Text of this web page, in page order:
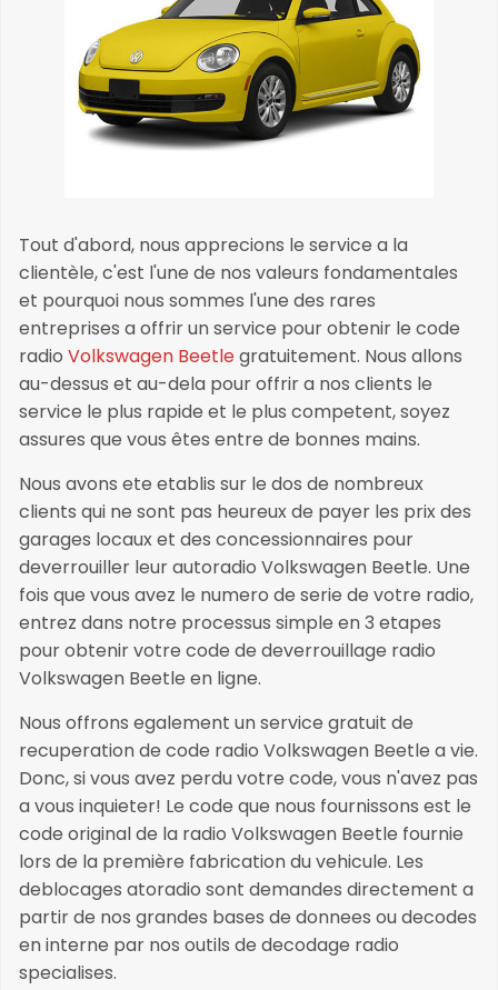
Tout d'abord, nous apprecions le service a la
clientèle, c'est l'une de nos valeurs fondamentales
et pourquoi nous sommes l'une des rares
entreprises a offrir un service pour obtenir le code
radio Volkswagen Beetlegratuitement. Nous allons
au-dessus et au-dela pour offrir a nos clients le
service le plus rapide et le plus competent, soyez
assures que vous êtes entre de bonnes mains.
Nous avons ete etablis sur le dos de nombreux
clients qui ne sont pas heureux de payer les prix des
garages locaux et des concessionnaires pour
deverrouiller leur autoradio Volkswagen Beetle. Une
fois que vous avez le numero de serie de votre radio,
entrez dans notre processus simple en 3 etapes
pour obtenir votre code de deverrouillage radio
Volkswagen Beetle en ligne.
Nous offrons egalement un service gratuit de
recuperation de code radio Volkswagen Beetle a vie.
Donc, si vous avez perdu votre code, vous n'avez pas
a vous inquieter! Le code que nous fournissons est le
code original de la radio Volkswagen Beetle fournie
lors de la première fabrication du vehicule. Les
deblocages atoradio sont demandes directement a
partir de nos grandes bases de donnees ou decodes
en interne par nos outils de decodage radio
specialises.